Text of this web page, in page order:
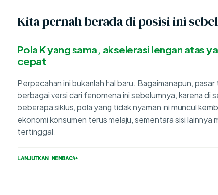
Kita pernah berada di posisi ini
Pola K yang sama, akselerasi lengan atas
cepat
Perpecahan ini bukanlah hal baru. Bagaimanapun,
berbagai versi dari fenomena ini sebelumnya, karena di
beberapa siklus, pola yang tidak nyaman ini muncul
ekonomi konsumen terus melaju, sementara sisi lainnya
tertinggal.
LANJUTKAN MEMBACA